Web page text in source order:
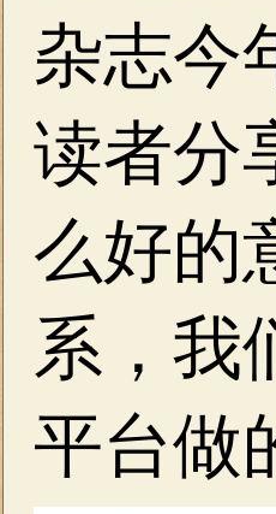
杂志今
读者分
么好的
系，我
平台做